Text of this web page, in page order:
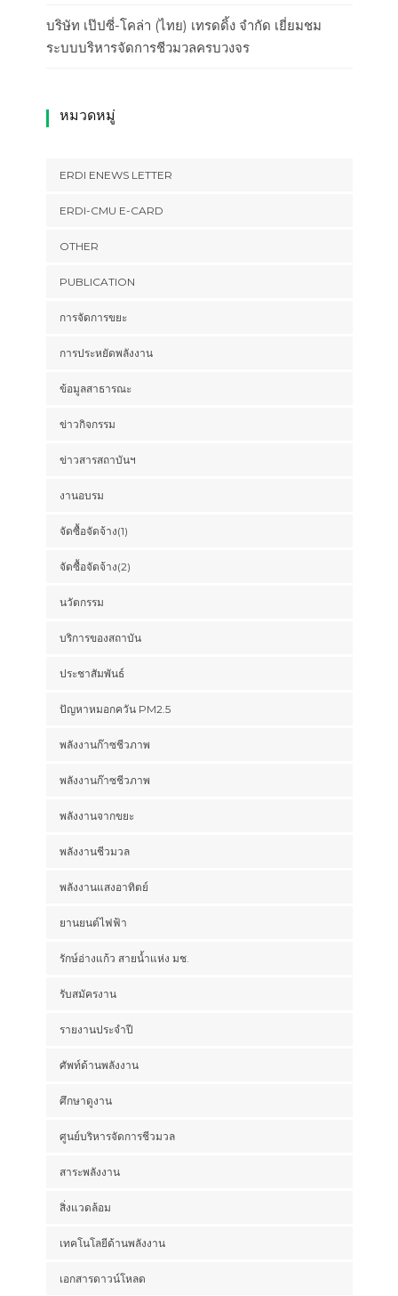
บริษัท เป๊ปซี่-โคล่า (ไทย) เทรดดิ้ง จำกัด เยี่ยมชม
ระบบบริหารจัดการชีวมวลครบวงจร
หมวดหมู่
ERDI ENEWS LETTER
ERDI-CMU E-CARD
OTHER
PUBLICATION
การจัดการขยะ
การประหยัดพลังงาน
ข้อมูลสาธารณะ
ข่าวกิจกรรม
ข่าวสารสถาบันฯ
งานอบรม
จัดซื้อจัดจ้าง(1)
จัดซื้อจัดจ้าง(2)
นวัตกรรม
บริการของสถาบัน
ประชาสัมพันธ์
ปัญหาหมอกควัน PM2.5
พลังงานก๊าซชีวภาพ
พลังงานก๊าซชีวภาพ
พลังงานจากขยะ
พลังงานชีวมวล
พลังงานแสงอาทิตย์
ยานยนต์ไฟฟ้า
รักษ์อ่างแก้ว สายน้ำแห่ง มช.
รับสมัครงาน
รายงานประจำปี
ศัพท์ด้านพลังงาน
ศึกษาดูงาน
ศูนย์บริหารจัดการชีวมวล
สาระพลังงาน
สิ่งแวดล้อม
เทคโนโลยีด้านพลังงาน
เอกสารดาวน์โหลด